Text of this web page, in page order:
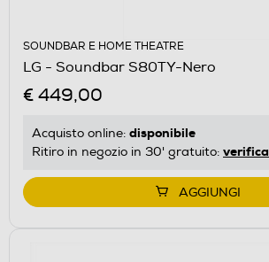
SOUNDBAR E HOME THEATRE
LG - Soundbar S80TY-Nero
€ 449,00
Acquisto online: disponibile
Ritiro in negozio in 30' gratuito: verifica
AGGIUNGI